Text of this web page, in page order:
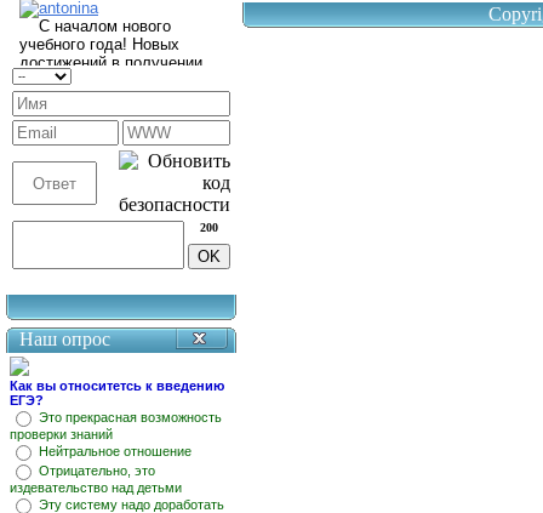
200
Наш опрос
Как вы относитетсь к введению
ЕГЭ?
Это прекрасная возможность
проверки знаний
Нейтральное отношение
Отрицательно, это
издевательство над детьми
Эту систему надо доработать